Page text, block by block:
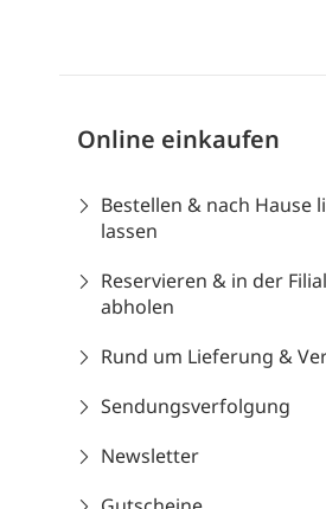
Online einkaufen
Bestellen & nach Hause
lassen
Reservieren & in der
abholen
Rund um Lieferung &
Sendungsverfolgung
Newsletter